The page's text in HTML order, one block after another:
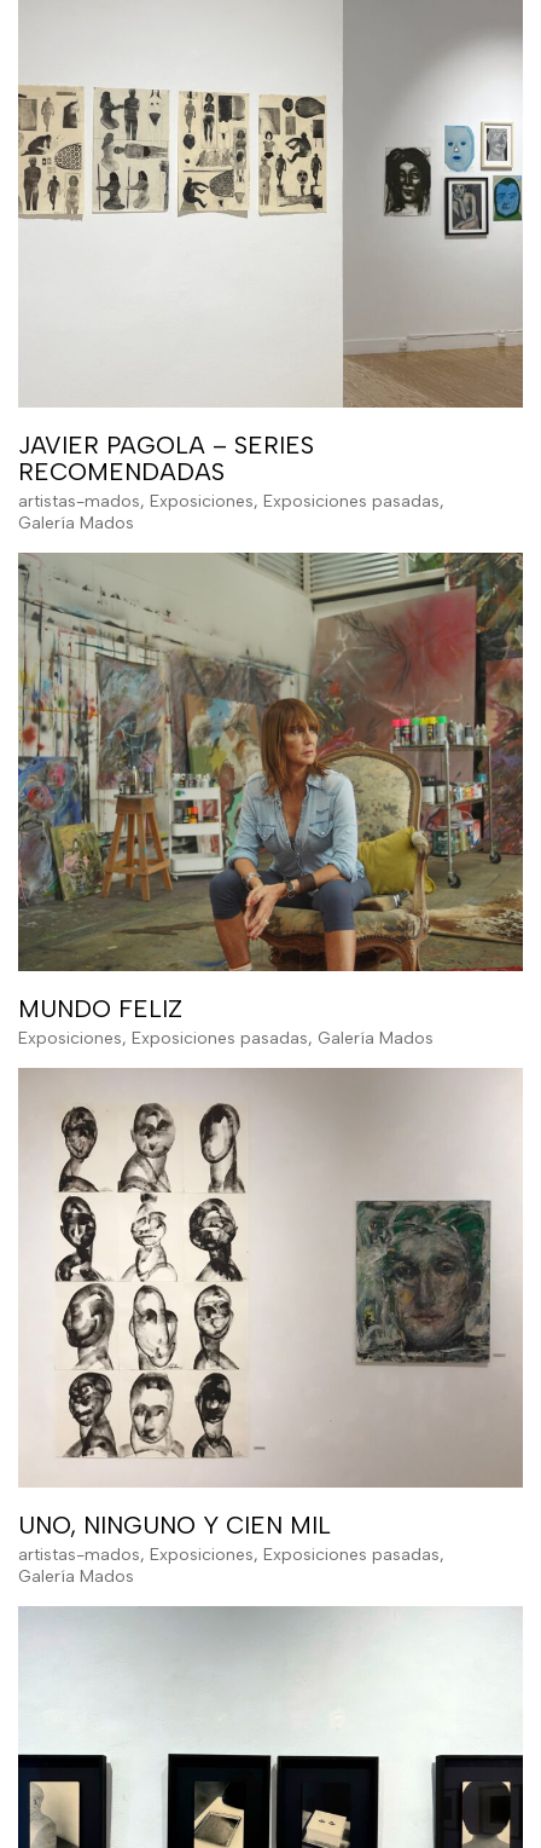
JAVIER PAGOLA – SERIES
RECOMENDADAS
artistas-mados, Exposiciones, Exposiciones pasadas,
Galería Mados
MUNDO FELIZ
Exposiciones, Exposiciones pasadas, Galería Mados
UNO, NINGUNO Y CIEN MIL
artistas-mados, Exposiciones, Exposiciones pasadas,
Galería Mados